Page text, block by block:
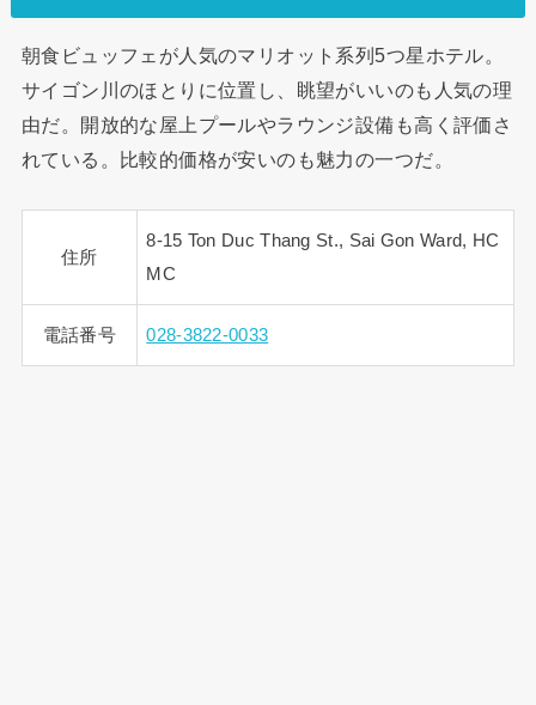
朝食ビュッフェが人気のマリオット系列5つ星ホテル。
サイゴン川のほとりに位置し、眺望がいいのも人気の理
由だ。開放的な屋上プールやラウンジ設備も高く評価さ
れている。比較的価格が安いのも魅力の一つだ。
住所
8-15 Ton Duc Thang St., Sai Gon Ward, HC
MC
電話番号 028-3822-0033